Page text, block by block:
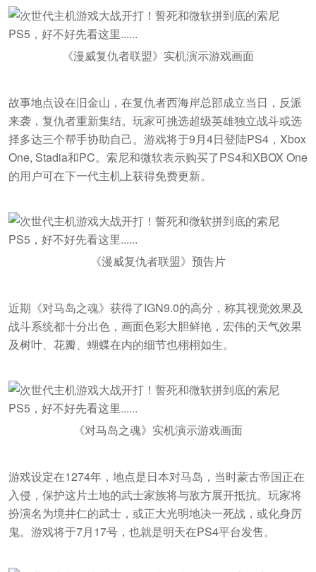
《漫威复仇者联盟》实机演示游戏画面
故事地点设在旧金山，在复仇者西海岸总部成立当日，反派
来袭，复仇者重新集结。玩家可挑选超级英雄独立战斗或选
择多达三个帮手协助自己。游戏将于9月4日登陆PS4，Xbox
One, Stadia和PC。索尼和微软表示购买了PS4和XBOX One
的用户可在下一代主机上获得免费更新。
《漫威复仇者联盟》预告片
近期《对马岛之魂》获得了IGN9.0的高分，称其视觉效果及
战斗系统都十分出色，画面色彩大胆鲜艳，宏伟的天气效果
及树叶、花瓣、蝴蝶在内的细节也栩栩如生。
《对马岛之魂》实机演示游戏画面
游戏设定在1274年，地点是日本对马岛，当时蒙古帝国正在
入侵，保护这片土地的武士家族将与敌方展开抵抗。玩家将
扮演名为境井仁的武士，或正大光明地决一死战，或化身厉
鬼。游戏将于7月17号，也就是明天在PS4平台发售。